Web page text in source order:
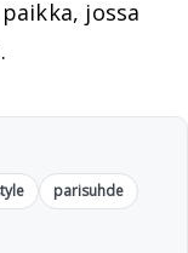
jossa
parisuhde